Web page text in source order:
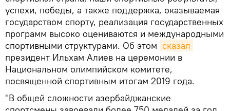
успехи, победы, а также поддержка, оказываемая
государством спорту, реализация государственных
программ высоко оцениваются и международными
спортивными структурами. Об этом сказал
президент Ильхам Алиев на церемонии в
Национальном олимпийском комитете,
посвященной спортивным итогам 2019 года.
"В общей сложности азербайджанские